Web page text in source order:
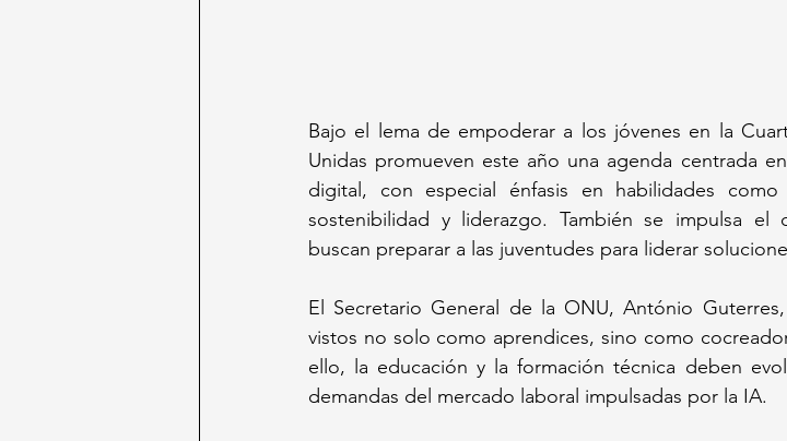
Bajo el lema de empoderar a los jóvenes en la
Unidas promueven este año una agenda centrada
digital, con especial énfasis en habilidades
sostenibilidad y liderazgo. También se impulsa el
buscan preparar a las juventudes para liderar
El Secretario General de la ONU, António
vistos no solo como aprendices, sino como
ello, la educación y la formación técnica deben
demandas del mercado laboral impulsadas por la IA.